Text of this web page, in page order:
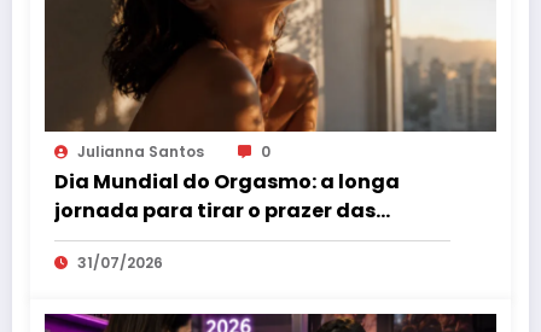
Julianna Santos 0
Dia Mundial do Orgasmo: a longa
jornada para tirar o prazer das
sombras
31/07/2026